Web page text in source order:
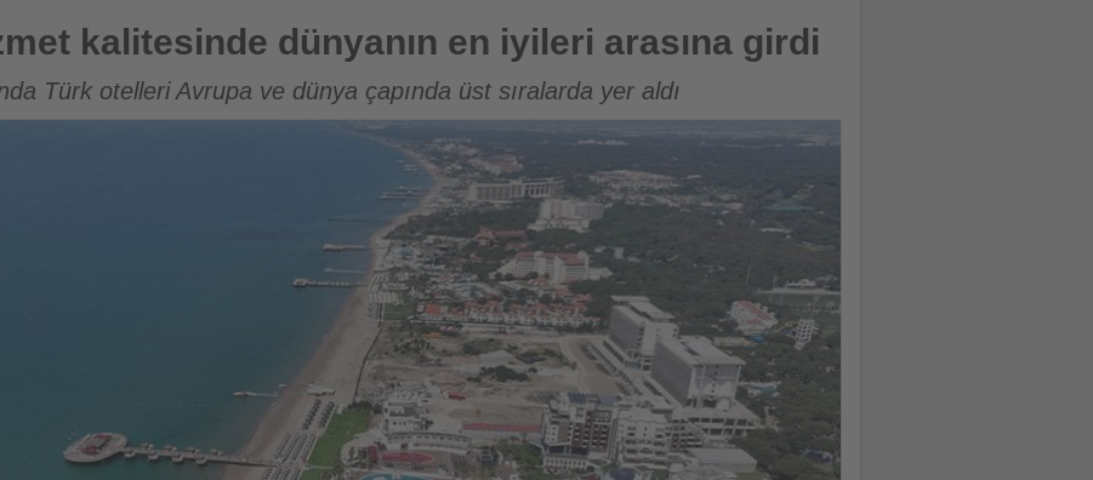
dünyanın en iyileri arasına girdi
kalitesinde dünyanın en iyileri arasına girdi
Türk otelleri Avrupa ve dünya çapında üst sıralarda yer aldı